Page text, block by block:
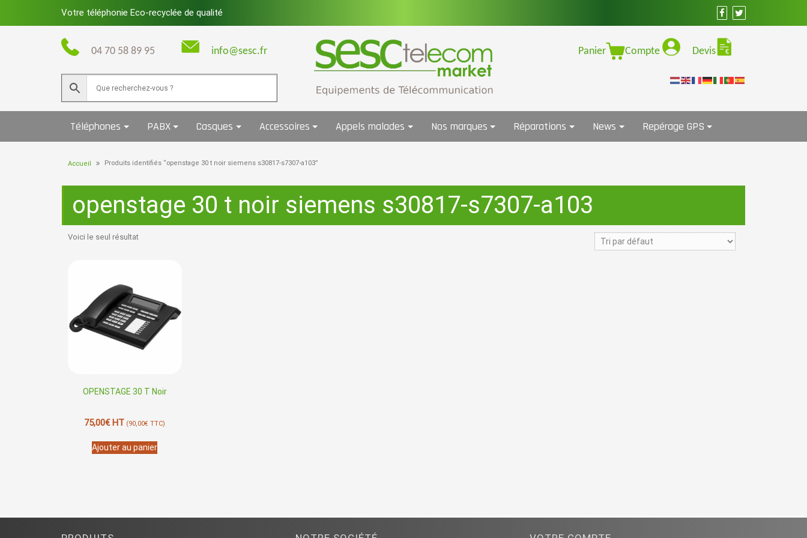
Votre téléphonie Eco-recyclée de qualité
04 70 58 89 95 info@sesc.fr Panier Compte Devis
Téléphones PABX Casques Accessoires Appels malades Nos marques Réparations News Repérage GPS
Accueil Produits identifiés “openstage 30 t noir siemens s30817-s7307-a103”
openstage 30 t noir siemens s30817-s7307-a103
Voici le seul résultat
OPENSTAGE 30 T Noir
75,00€HT (90,00€ TTC)
Ajouter au panier